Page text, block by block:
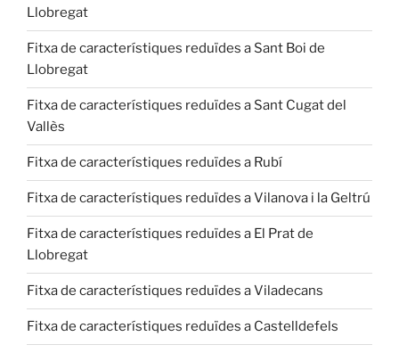
Llobregat
Fitxa de característiques reduïdes a Sant Boi de
Llobregat
Fitxa de característiques reduïdes a Sant Cugat del
Vallès
Fitxa de característiques reduïdes a Rubí
Fitxa de característiques reduïdes a Vilanova i la Geltrú
Fitxa de característiques reduïdes a El Prat de
Llobregat
Fitxa de característiques reduïdes a Viladecans
Fitxa de característiques reduïdes a Castelldefels